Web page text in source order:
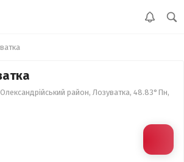
район, Лозуватка, 48.83°Пн,